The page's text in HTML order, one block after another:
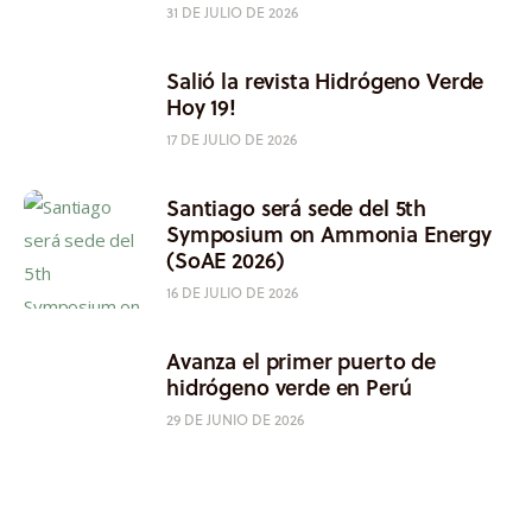
31 DE JULIO DE 2026
Salió la revista Hidrógeno Verde
Hoy 19!
17 DE JULIO DE 2026
Santiago será sede del 5th
Symposium on Ammonia Energy
(SoAE 2026)
16 DE JULIO DE 2026
Avanza el primer puerto de
hidrógeno verde en Perú
29 DE JUNIO DE 2026